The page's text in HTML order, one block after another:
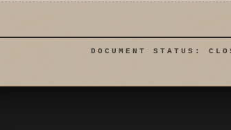
DOCUMENT STATUS: